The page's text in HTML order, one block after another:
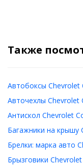
Также
Автобоксы Chevrolet
Авточехлы Chevrolet
Антискол Chevrolet
Багажники на крышу
Брелки: марка авто
Брызговики